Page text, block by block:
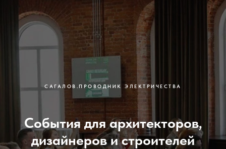
САГАЛОВ.ПРОВОДНИК ЭЛЕКТРИЧЕСТВА
События для архитекторов,
дизайнеров и строителей